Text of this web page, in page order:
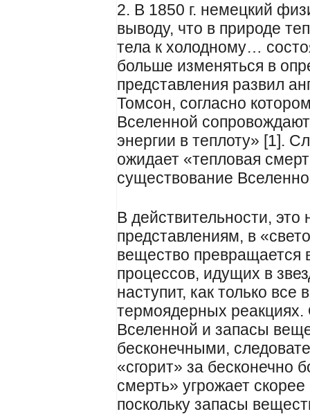
2. В 1850 г. немецкий
выводу, что в природе
тела к холодному…
больше изменяться в
представления развил
Томсон, согласно
Вселенной
энергии в теплоту» [1].
ожидает «тепловая
существование
В действительности,
представлениям, в
вещество превращается
процессов, идущих в
наступит, как только
термоядерных реакциях.
Вселенной и запасы
бесконечными,
«сгорит» за бесконечно
смерть» угрожает
поскольку запасы